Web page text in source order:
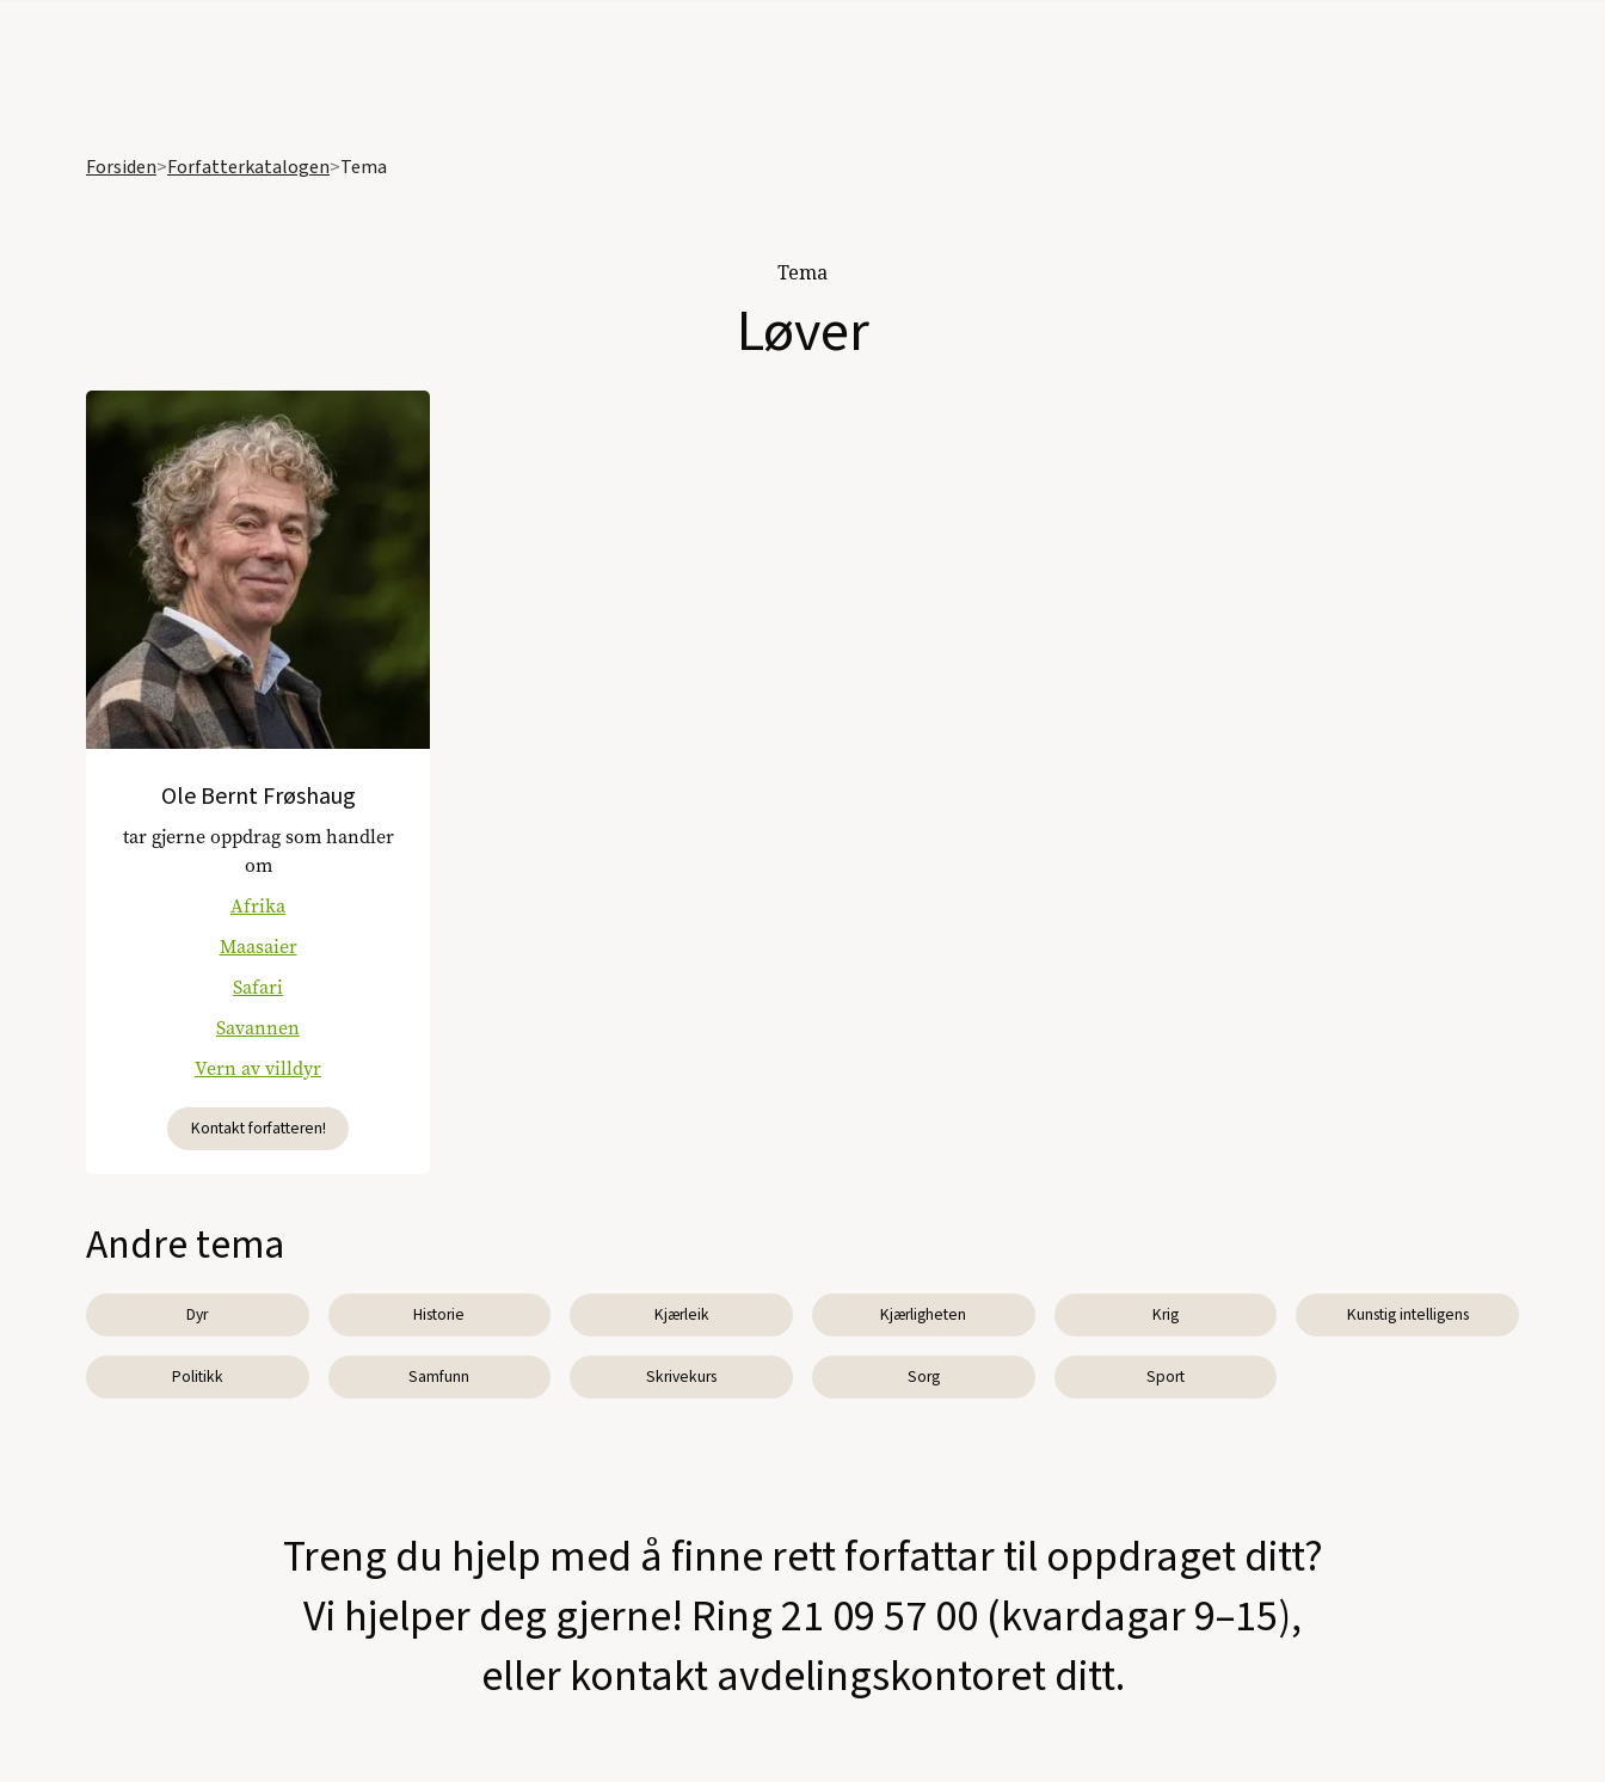
Forsiden>Forfatterkatalogen>Tema
Tema
Løver
Ole Bernt Frøshaug
tar gjerne oppdrag som handler
om
Afrika
Maasaier
Safari
Savannen
Vern av villdyr
Kontakt forfatteren!
Andre tema
Dyr Historie Kjærleik Kjærligheten Krig Kunstig intelligens
Politikk Samfunn Skrivekurs Sorg Sport
Treng du hjelp med å finne rett forfattar til oppdraget ditt?
Vi hjelper deg gjerne! Ring 21 09 57 00 (kvardagar 9–15),
eller kontakt avdelingskontoret ditt.